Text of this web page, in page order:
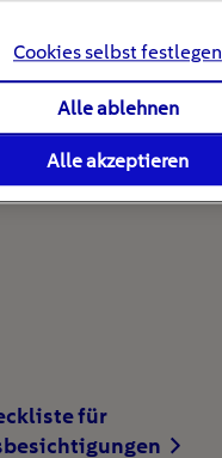
für
Cookies selbst festlegen
Alle ablehnen
Alle akzeptieren